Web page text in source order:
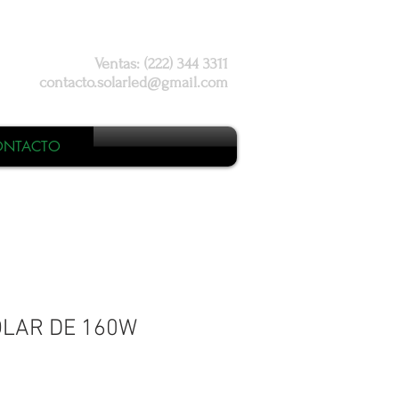
Ventas: (222) 344 3311
contacto.solarled@gmail.com
DE 160W